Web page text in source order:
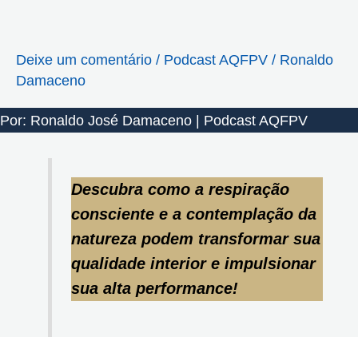
Deixe um comentário / Podcast AQFPV / Ronaldo
Damaceno
Por: Ronaldo José Damaceno | Podcast AQFPV
Descubra como a respiração
consciente e a contemplação da
natureza podem transformar sua
qualidade interior e impulsionar
sua alta performance!